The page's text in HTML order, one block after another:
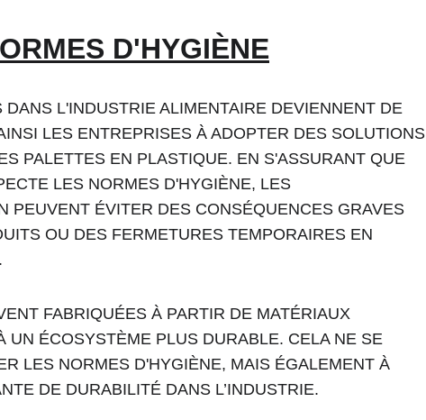
D'HYGIÈNE
L'INDUSTRIE ALIMENTAIRE DEVIENNENT DE
LES ENTREPRISES À ADOPTER DES SOLUTIONS
PALETTES EN PLASTIQUE. EN S'ASSURANT QUE
LES NORMES D'HYGIÈNE, LES
PEUVENT ÉVITER DES CONSÉQUENCES GRAVES
OU DES FERMETURES TEMPORAIRES EN
FABRIQUÉES À PARTIR DE MATÉRIAUX
UN ÉCOSYSTÈME PLUS DURABLE. CELA NE SE
LES NORMES D'HYGIÈNE, MAIS ÉGALEMENT À
DE DURABILITÉ DANS L’INDUSTRIE.